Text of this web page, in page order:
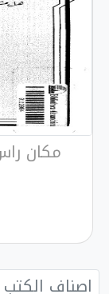
مكان
اصناف الكتب